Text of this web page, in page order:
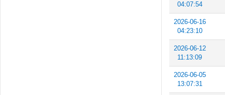
04:07:54
2026-06-16
04:23:10
2026-06-12
11:13:09
2026-06-05
13:07:31